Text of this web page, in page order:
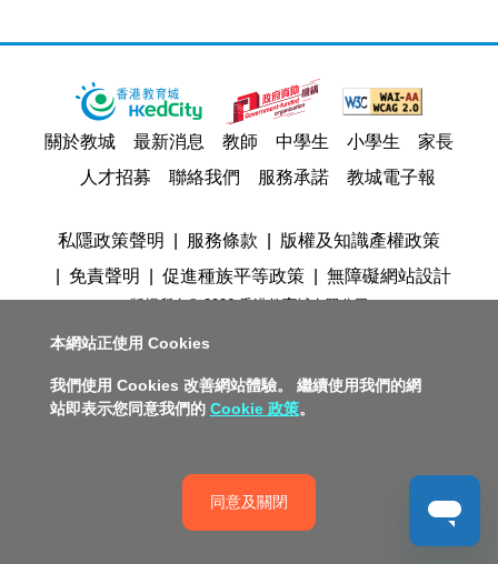
關於教城 最新消息 教師 中學生 小學生
家長
人才招募
聯絡我們 服務承諾 教城電子報
版權所有© 2026 香港教育城有限公司
私隱政策聲明 服務條款
版權及知識產權政策
免責聲明
促進種族平等政策 無障礙網站設計
本網站正使用 Cookies
我們使用 Cookies 改善網站體驗。 繼續使用我們的網
站即表示您同意我們的 Cookie 政策。
同意及關閉